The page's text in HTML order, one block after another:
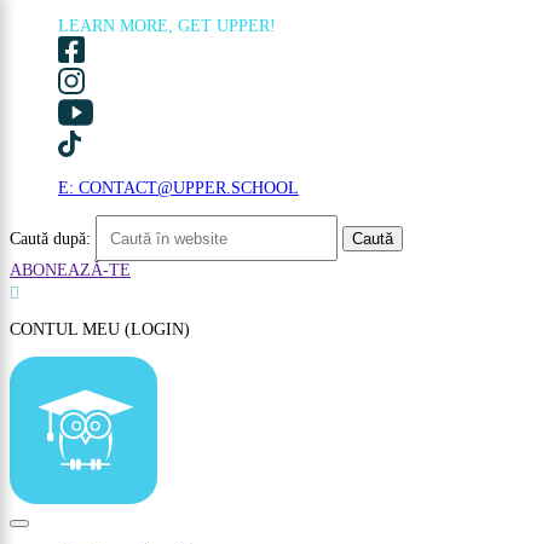
LEARN MORE, GET UPPER!
E: CONTACT@UPPER.SCHOOL
Caută după:
ABONEAZĂ-TE

CONTUL MEU (LOGIN)